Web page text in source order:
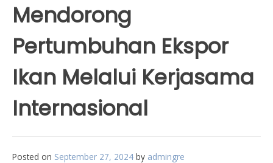
Mendorong
Pertumbuhan Ekspor
Ikan Melalui Kerjasama
Internasional
Posted on September 27, 2024 by admingre